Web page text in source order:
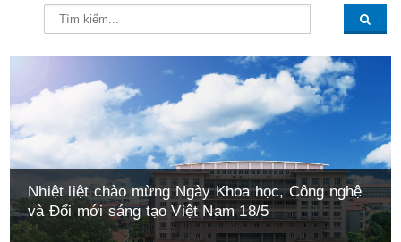
Khóa đào tạo quốc tế “Chọn giống nhanh” -
National Training Course on “Speed Breeding”